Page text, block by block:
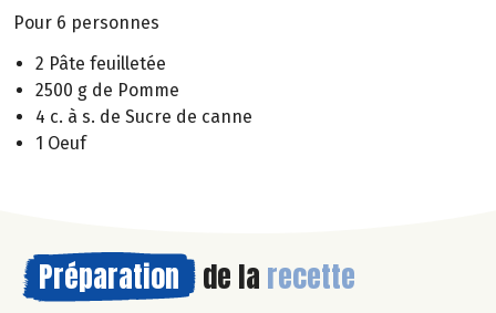
Pour 6 personnes
2 Pâte feuilletée
2500 g de Pomme
4 c. à s. de Sucre de canne
1 Oeuf
Préparation de la recette